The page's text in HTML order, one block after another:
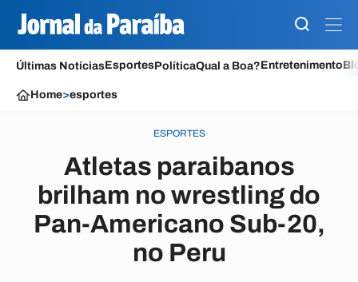
Últimas NotíciasEsportesPolíticaQual a Boa?Entretenimento
Home>esportes
ESPORTES
Atletas paraibanos
brilham no wrestling do
Pan-Americano Sub-20,
no Peru